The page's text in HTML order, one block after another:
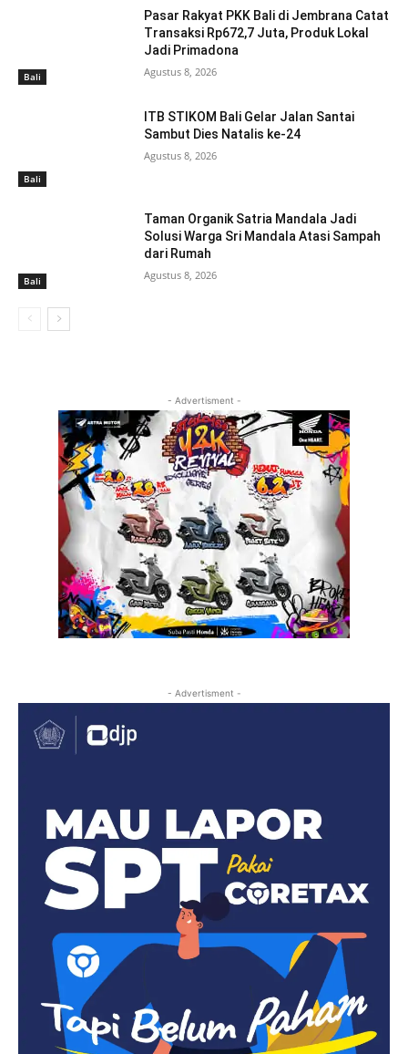
Bali
Pasar Rakyat PKK Bali di Jembrana Catat
Transaksi Rp672,7 Juta, Produk Lokal
Jadi Primadona
Agustus 8, 2026
Bali
ITB STIKOM Bali Gelar Jalan Santai
Sambut Dies Natalis ke-24
Agustus 8, 2026
Bali
Taman Organik Satria Mandala Jadi
Solusi Warga Sri Mandala Atasi Sampah
dari Rumah
Agustus 8, 2026
- Advertisment -
- Advertisment -